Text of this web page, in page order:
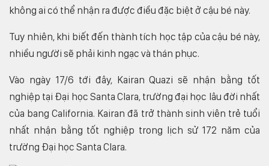
không ai có thể nhận ra được điều đặc biệt ở cậu bé này.
Tuy nhiên, khi biết đến thành tích học tập của cậu bé này,
nhiều người sẽ phải kinh ngạc và thán phục.
Vào ngày 17/6 tới đây, Kairan Quazi sẽ nhận bằng tốt
nghiệp tại Đại học Santa Clara, trường đại học lâu đời nhất
của bang California. Kairan đã trở thành sinh viên trẻ tuổi
nhất nhận bằng tốt nghiệp trong lịch sử 172 năm của
trường Đại học Santa Clara.